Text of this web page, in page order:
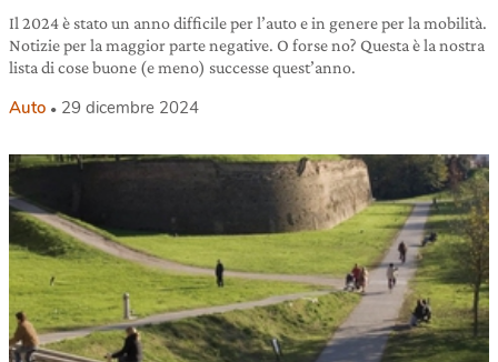
Il 2024 è stato un anno difficile per l’auto e in genere per la mobilità.
Notizie per la maggior parte negative. O forse no? Questa è la nostra
lista di cose buone (e meno) successe quest’anno.
Auto 29 dicembre 2024